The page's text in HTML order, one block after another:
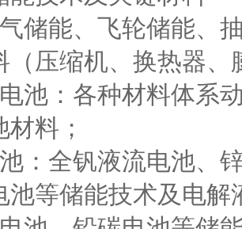
储能、飞轮储能、
（压缩机、换热器
池：各种材料体系
料；
：全钒液流电池、
池等储能技术及电解